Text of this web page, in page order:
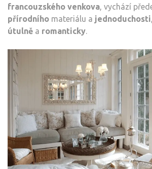
francouzského venkova, vychází
přírodního materiálu a jednoduchosti
útulně a romanticky.